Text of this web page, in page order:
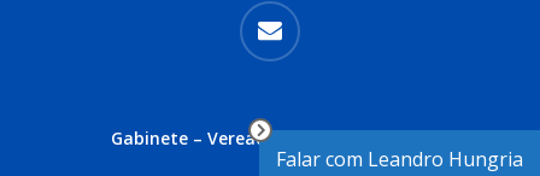
email
Gabinete – Vereador Leandro Hungria
Falar com Leandro Hungria